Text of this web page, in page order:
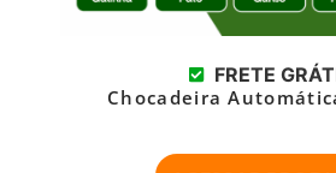
FRETE
Chocadeira